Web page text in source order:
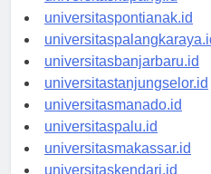
universitaskupang.id
universitaspontianak.id
universitaspalangkaraya.id
universitasbanjarbaru.id
universitastanjungselor.id
universitasmanado.id
universitaspalu.id
universitasmakassar.id